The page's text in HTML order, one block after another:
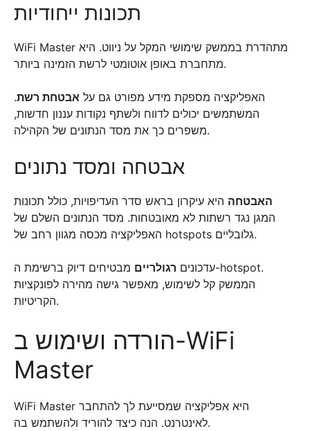
תכונות ייחודיות
WiFi Master מתהדרת בממשק שימושי המקל על ניווט. היא
מתחברת באופן אוטומטי לרשת הזמינה ביותר.
האפליקציה מספקת מידע מפורט גם על אבטחת רשת.
המשתמשים יכולים לדווח ולשתף נקודות עננון חדשות,
משפרים כך את מסד הנתונים של הקהילה.
אבטחה ומסד נתונים
האבטחה היא עיקרון בראש סדר העדיפויות, כולל תכונות
המגן נגד רשתות לא מאובטחות. מסד הנתונים השלם של
האפליקציה מכסה מגוון רחב של hotspots גלובליים.
עדכונים רגולריים מבטיחים דיוק ברשימת ה-hotspot.
הממשק קל לשימוש, מאפשר גישה מהירה לפונקציות
הקריטיות.
הורדה ושימוש ב-WiFi
Master
WiFi Master היא אפליקציה שמסייעת לך להתחבר
לאינטרנט. הנה כיצד להוריד ולהשתמש בה.